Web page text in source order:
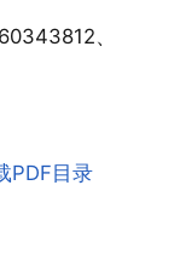
、
PDF目录